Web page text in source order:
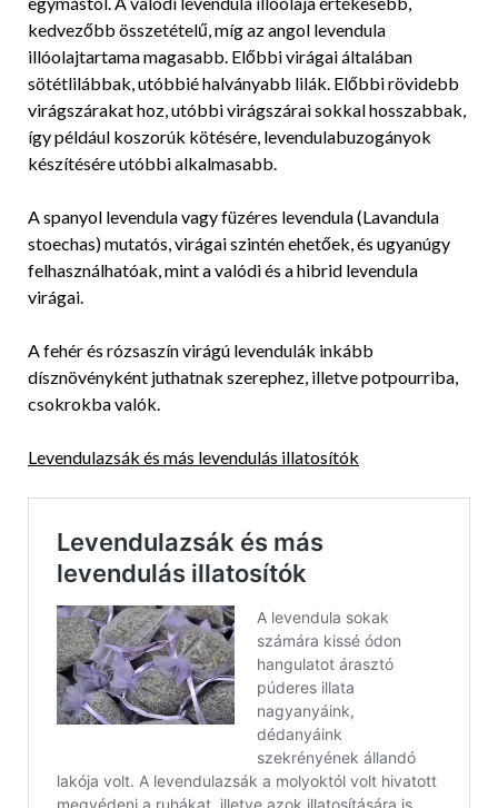
kedvezőbb összetételű, míg az angol levendula
illóolajtartama magasabb. Előbbi virágai általában
sötétlilábbak, utóbbié halványabb lilák. Előbbi rövidebb
virágszárakat hoz, utóbbi virágszárai sokkal hosszabbak,
így például koszorúk kötésére, levendulabuzogányok
készítésére utóbbi alkalmasabb.
A spanyol levendula vagy füzéres levendula (Lavandula
stoechas) mutatós, virágai szintén ehetőek, és ugyanúgy
felhasználhatóak, mint a valódi és a hibrid levendula
virágai.
A fehér és rózsaszín virágú levendulák inkább
dísznövényként juthatnak szerephez, illetve potpourriba,
csokrokba valók.
Levendulazsák és más levendulás illatosítók